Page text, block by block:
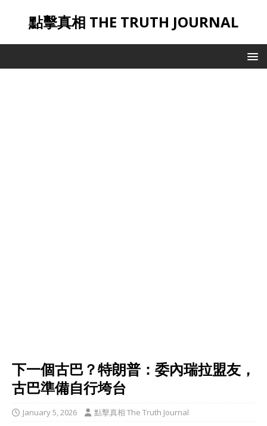
點擊真相 THE TRUTH JOURNAL
下一個古巴？特朗普：委內瑞拉盟友，
古巴準備自行垮台
January 5, 2026 點擊真相 The Truth Journal